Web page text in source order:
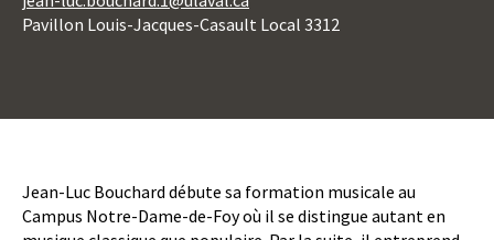
Pavillon Louis-Jacques-Casault Local 3312
Body
Jean-Luc Bouchard débute sa formation musicale au
Campus Notre-Dame-de-Foy où il se distingue autant en